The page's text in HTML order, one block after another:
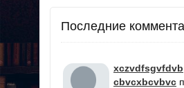
Последние
xczvdfsgvfdvb
cbvcxbcvbvc